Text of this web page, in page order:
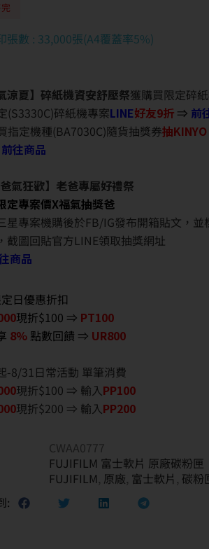
數 : 33,000張(A4覆蓋率5%)
涼夏】碎紙機資安舒壓祭獲購買限定碎
(S3330C)碎紙機專案LINE好友9折 ⇒ 前
指定機種(BA7030C)隨貨抽獎券抽
前往商品
爸氣狂歡】老爸專屬好禮祭
定專案價X福氣抽獎爸
星專案機購後於FB/IG發布開箱貼文，並
截圖回貼官方LINE領取抽獎網址
商品
日優惠折扣
現折$100 ⇒ PT100
8% 點數回饋 ⇒ UR800
-8/31日常活動 單筆消費
00現折$100 ⇒ 輸入PP100
現折$200 ⇒ 輸入PP200
CWAA0777
FUJIFILM 富士軟片 原廠碳粉匣
FUJIFILM, 原廠, 富士軟片 , 碳粉
: